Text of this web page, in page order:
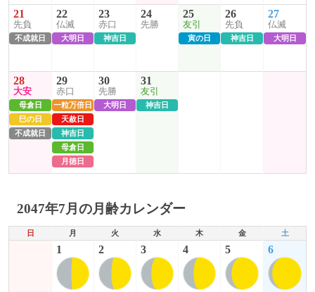
21
先負
不成就日
22
仏滅
大明日
23
赤口
神吉日
24
先勝
25
友引
寅の日
26
先負
神吉日
27
仏滅
大明日
28
大安
母倉日
巳の日
不成就日
29
赤口
一粒万倍日
天赦日
神吉日
母倉日
月徳日
30
先勝
大明日
31
友引
神吉日
2047年7月の月齢カレンダー
日 月 火 水 木 金 土
1 2 3 4 5 6